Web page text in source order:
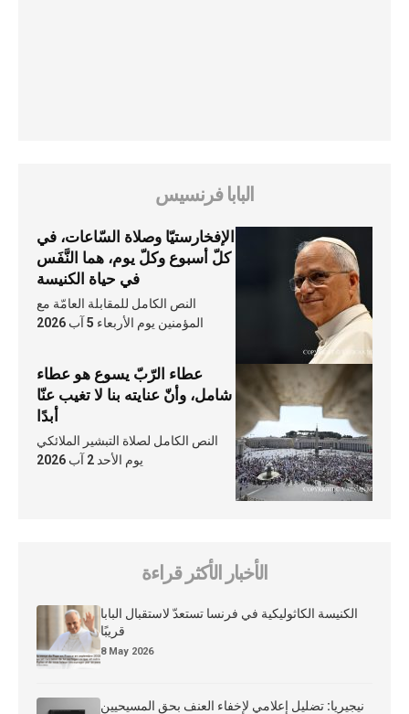
البابا فرنسيس
الإفخارستيّا وصلاة السّاعات، في
كلّ أسبوع وكلّ يوم، هما النَّفَس
في حياة الكنيسة
النص الكامل للمقابلة العامّة مع
المؤمنين يوم الأربعاء 5 آب 2026
عطاء الرّبّ يسوع هو عطاء
شامل، وأنّ عنايته بنا لا تغيب عنّا
أبدًا
النص الكامل لصلاة التبشير الملائكي
يوم الأحد 2 آب 2026
الأخبار الأكثر قراءة
الكنيسة الكاثوليكية في فرنسا تستعدّ لاستقبال البابا
قريبًا
8 May 2026
نيجيريا: تضليل إعلامي لإخفاء العنف بحق المسيحيين